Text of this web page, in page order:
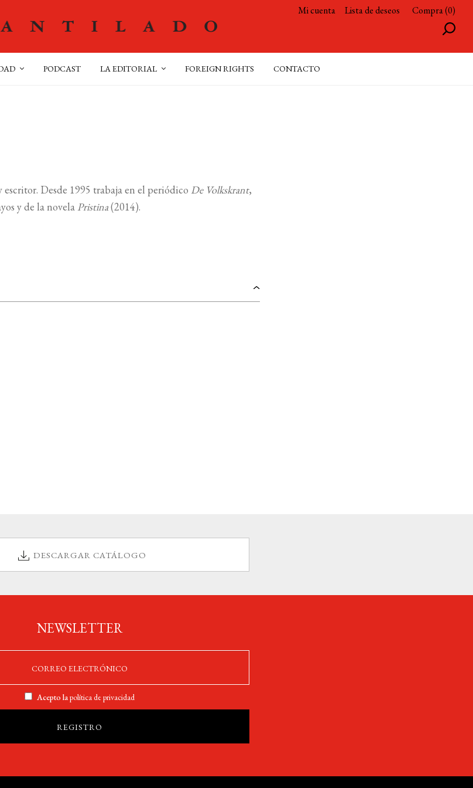
Mi cuenta Lista de deseos Compra (0)
PODCAST LA EDITORIAL FOREIGN RIGHTS CONTACTO
Desde 1995 trabaja en el periódico De Volkskrant,
y de la novela Pristina(2014).
DESCARGAR CATÁLOGO
NEWSLETTER
Acepto lapolítica de privacidad